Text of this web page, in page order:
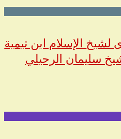
الإسلام ابن تيمية